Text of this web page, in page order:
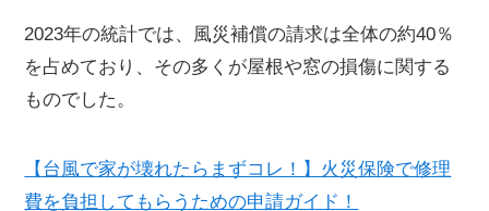
2023年の統計では、風災補償の請求は全体の約40％
を占めており、その多くが屋根や窓の損傷に関する
ものでした。
【台風で家が壊れたらまずコレ！】火災保険で修理
費を負担してもらうための申請ガイド！